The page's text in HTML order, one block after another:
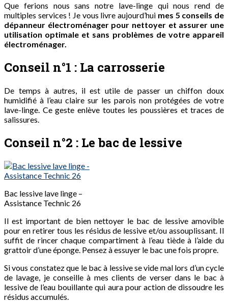
Que ferions nous sans notre lave-linge qui nous rend de
multiples services ! Je vous livre aujourd’hui mes 5 conseils de
dépanneur électroménager pour nettoyer et assurer une
utilisation optimale et sans problèmes de votre appareil
électroménager.
Conseil n°1 : La carrosserie
De temps à autres, il est utile de passer un chiffon doux
humidifié à l’eau claire sur les parois non protégées de votre
lave-linge. Ce geste enlève toutes les poussières et traces de
salissures.
Conseil n°2 : Le bac de lessive
Bac lessive lave linge –
Assistance Technic 26
Il est important de bien nettoyer le bac de lessive amovible
pour en retirer tous les résidus de lessive et/ou assouplissant. Il
suffit de rincer chaque compartiment à l’eau tiède à l’aide du
grattoir d’une éponge. Pensez à essuyer le bac une fois propre.
Si vous constatez que le bac à lessive se vide mal lors d’un cycle
de lavage, je conseille à mes clients de verser dans le bac à
lessive de l’eau bouillante qui aura pour action de dissoudre les
résidus accumulés.